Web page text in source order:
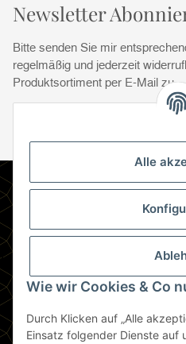
Alle
Wie wir Cookies & Co
Durch Klicken auf „Alle
Einsatz folgender Dienste auf
Newsletter
Bitte senden Sie mir
regelmäßig und jederzeit
Produktsortiment per E-Mail zu.
Newsletter Abonnieren
Informationen
Gesetzliche Informationen
Zahlungsmethoden
Berlin